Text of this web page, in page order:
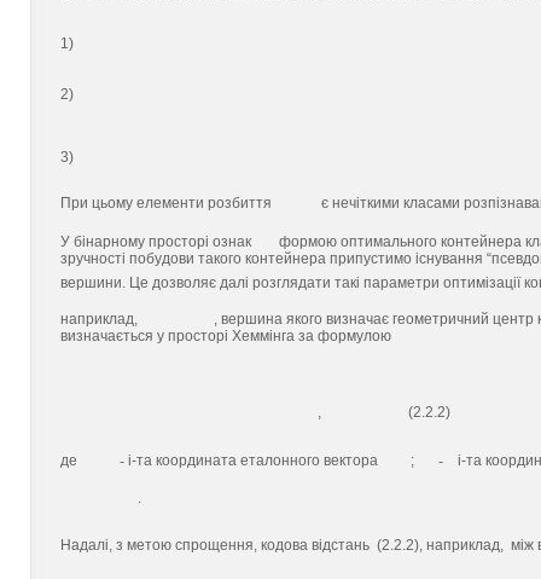
1)
2)
3)
При цьому елементи розбиття є нечіткими класами
У бінарному просторі ознак
формою оптимального контейнера
зручності побудови такого контейнера припустимо існування
вершини. Це дозволяє далі розглядати такі параметри оптимізації
наприклад,
, вершина якого визначає геометричний
визначається у просторі Хеммінга за формулою
, (2.2.2)
де - i-та координата еталонного вектора ; - i-та
.
Надалі, з метою спрощення, кодова відстань (2.2.2), наприклад,